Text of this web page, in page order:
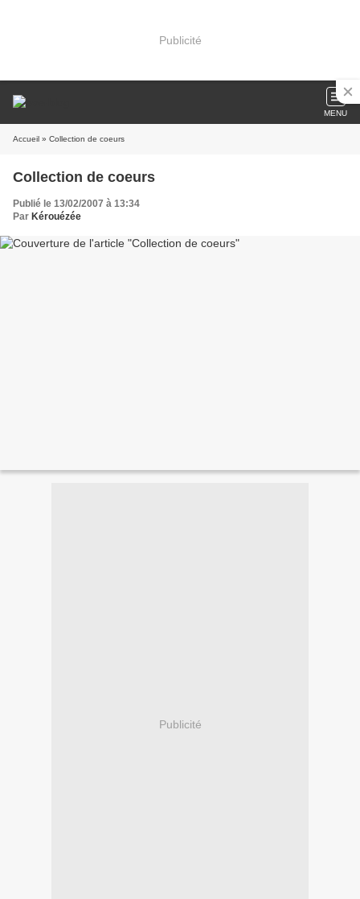
Publicité
MENU
Accueil » Collection de coeurs
Collection de coeurs
Publié le 13/02/2007 à 13:34
Par Kérouézée
Publicité